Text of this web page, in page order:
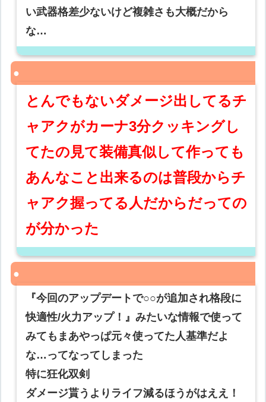
い武器格差少ないけど複雑さも大概だから
な…
とんでもないダメージ出してるチ
ャアクがカーナ3分クッキングし
てたの見て装備真似して作っても
あんなこと出来るのは普段からチ
ャアク握ってる人だからだっての
が分かった
『今回のアップデートで○○が追加され格段に
快適性/火力アップ！』みたいな情報で使って
みてもまあやっぱ元々使ってた人基準だよ
な…ってなってしまった
特に狂化双剣
ダメージ貰うよりライフ減るほうがはええ！